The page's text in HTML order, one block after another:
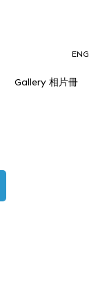
ENG
Gallery 相片冊